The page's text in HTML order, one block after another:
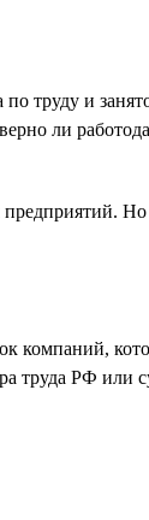
труду и
ли
компаний,
труда РФ или